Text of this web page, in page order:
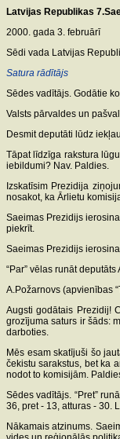
Latvijas Republikas
2000. gada 3. februārī
Sēdi vada Latvijas
Satura rādītājs
Sēdes vadītājs. Godātie
Valsts pārvaldes un
Desmit deputāti lūdz
Tāpat līdzīga rakstura
iebildumi? Nav. Paldies.
Izskatīsim Prezidija
nosakot, ka Ārlietu
Saeimas Prezidijs
piekrīt.
Saeimas Prezidijs
“Par” vēlas runāt
A.Požarnovs (apvienības
Augsti godātais Prezidij!
grozījuma saturs ir šāds:
darboties.
Mēs esam skatījuši šo
čekistu sarakstus, bet ka
nodot to komisijām.
Sēdes vadītājs. “Pret”
36, pret - 13, atturas - 30.
Nākamais atzinums.